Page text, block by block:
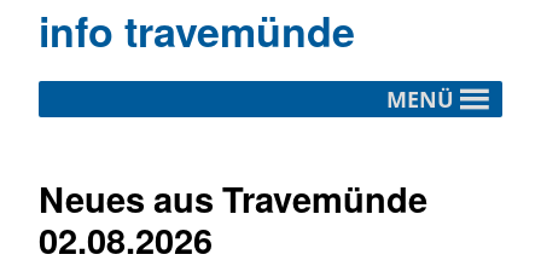
info travemünde
MENÜ
Neues aus Travemünde
02.08.2026